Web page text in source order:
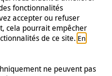
fonctionnalités
accepter ou refuser
cela pourrait empêcher
de ce site. En
ne peuvent pas